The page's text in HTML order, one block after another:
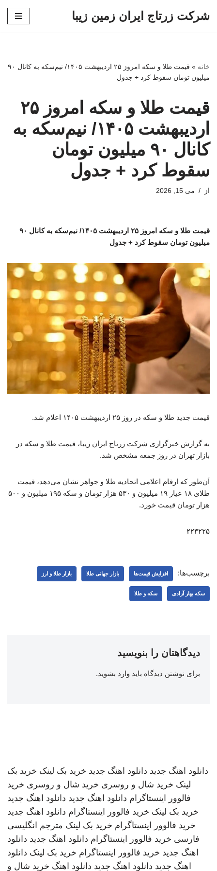
شرکت زرتاج ایران زمین زیبا
خانه »
قیمت طلا و سکه امروز ۲۵ اردیبهشت ۱۴۰۵/ نیم‌سکه به کانال ۹۰
میلیون تومان سقوط کرد + جدول
قیمت طلا و سکه امروز ۲۵
اردیبهشت ۱۴۰۵/ نیم‌سکه به
کانال ۹۰ میلیون تومان
سقوط کرد + جدول
از می 15, 2026
قیمت طلا و سکه امروز ۲۵ اردیبهشت ۱۴۰۵/ نیم‌سکه به کانال ۹۰
میلیون تومان سقوط کرد + جدول
قیمت جدید طلا و سکه در روز ۲۵ اردیبهشت ۱۴۰۵ اعلام شد.
به گزارش خبرگزاری شرکت زرتاج ایران زیبا، قیمت طلا و سکه در
بازار تهران در روز جمعه مشخص شد.
آن‌طور که ارقام اعلامی اتحادیه طلا و جواهر نشان می‌دهد، قیمت
طلای ۱۸ عیار ۱۹ میلیون و ۵۳۰ هزار تومان و سکه ۱۹۵ میلیون و ۵۰۰
هزار تومان قیمت خورد.
۲۲۳۲۲۵
برچسب‌ها: افزایش قیمت‌ها بازار جهانی طلا بازار طلا و ارز
سکه بهار آزادی سکه و طلا
دیدگاهتان را بنویسید
برای نوشتن دیدگاه باید وارد بشوید.
دانلود اهنگ جدید دانلود اهنگ جدید خرید بک لینک خرید بک
لینک خرید شال و روسری خرید شال و روسری خرید
فالوور اینستاگرام دانلود اهنگ جدید دانلود اهنگ جدید
خرید بک لینک خرید فالوور اینستاگرام دانلود اهنگ جدید
خرید فالوور اینستاگرام خرید بک لینک مترجم انگلیسی
فارسی خرید فالوور اینستاگرام دانلود اهنگ جدید دانلود
اهنگ جدید خرید فالوور اینستاگرام خرید بک لینک دانلود
اهنگ جدید دانلود اهنگ جدید دانلود اهنگ خرید شال و